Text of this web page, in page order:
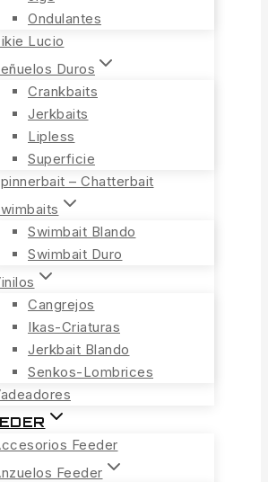
Ondulantes
Lucio
Duros
Crankbaits
Jerkbaits
Lipless
Superficie
– Chatterbait
Swimbait Blando
Swimbait Duro
Cangrejos
Ikas-Criaturas
Jerkbait Blando
Senkos-Lombrices
Feeder
Feeder